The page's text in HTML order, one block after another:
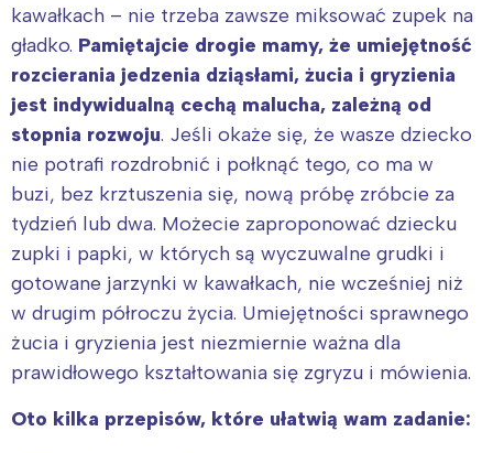
kawałkach – nie trzeba zawsze miksować zupek na
gładko. Pamiętajcie drogie mamy, że umiejętność
rozcierania jedzenia dziąsłami, żucia i gryzienia
jest indywidualną cechą malucha, zależną od
stopnia rozwoju. Jeśli okaże się, że wasze dziecko
nie potrafi rozdrobnić i połknąć tego, co ma w
buzi, bez krztuszenia się, nową próbę zróbcie za
tydzień lub dwa. Możecie zaproponować dziecku
zupki i papki, w których są wyczuwalne grudki i
gotowane jarzynki w kawałkach, nie wcześniej niż
w drugim półroczu życia. Umiejętności sprawnego
żucia i gryzienia jest niezmiernie ważna dla
prawidłowego kształtowania się zgryzu i mówienia.
Oto kilka przepisów, które ułatwią wam zadanie: